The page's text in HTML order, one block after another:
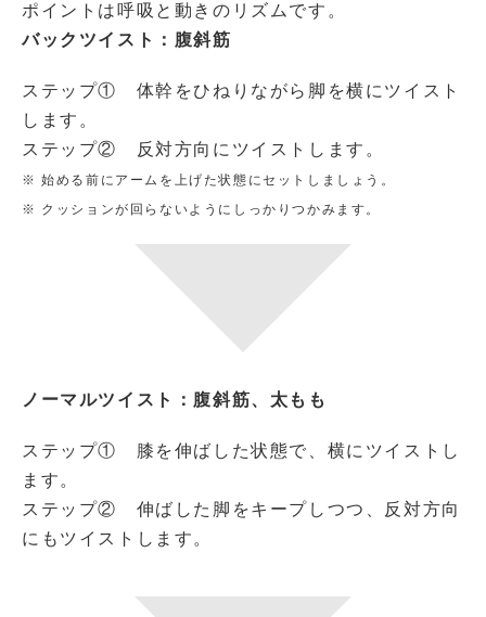
ポイントは呼吸と動きのリズムです。
バックツイスト：腹斜筋
ステップ① 体幹をひねりながら脚を横にツイスト
します。
ステップ② 反対方向にツイストします。
※ 始める前にアームを上げた状態にセットしましょう。
※ クッションが回らないようにしっかりつかみます。
ノーマルツイスト：腹斜筋、太もも
ステップ① 膝を伸ばした状態で、横にツイストし
ます。
ステップ② 伸ばした脚をキープしつつ、反対方向
にもツイストします。